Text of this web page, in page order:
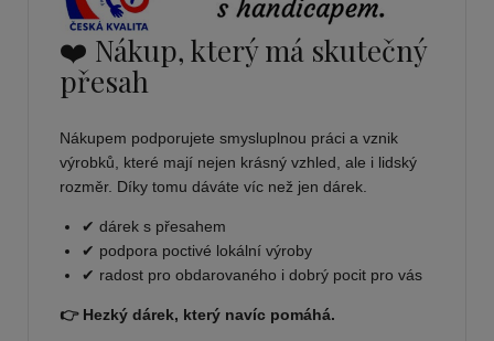
❤️ Nákup, který má skutečný
přesah
Nákupem podporujete smysluplnou práci a vznik
výrobků, které mají nejen krásný vzhled, ale i lidský
rozměr. Díky tomu dáváte víc než jen dárek.
✔ dárek s přesahem
✔ podpora poctivé lokální výroby
✔ radost pro obdarovaného i dobrý pocit pro vás
👉 Hezký dárek, který navíc pomáhá.